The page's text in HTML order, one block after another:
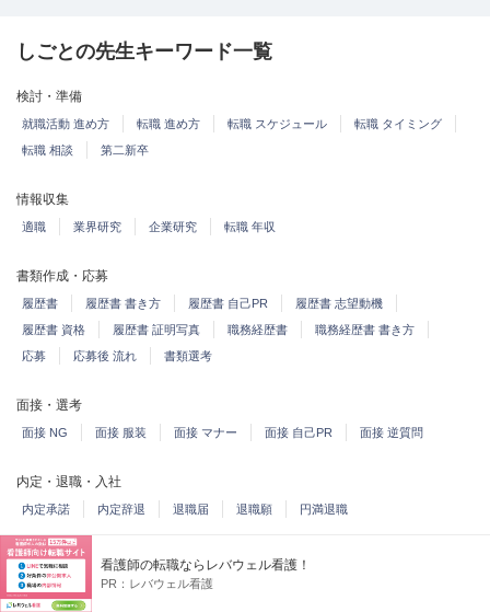
しごとの先生キーワード一覧
検討・準備
就職活動 進め方 転職 進め方 転職 スケジュール
転職 タイミング
転職 相談
第二新卒
情報収集
適職 業界研究 企業研究 転職 年収
書類作成・応募
履歴書 履歴書 書き方 履歴書 自己PR
履歴書 志望動機
履歴書 資格
履歴書 証明写真 職務経歴書
職務経歴書 書き方
応募
応募後 流れ 書類選考
面接・選考
面接 NG 面接 服装 面接 マナー 面接 自己PR 面接 逆質問
内定・退職・入社
内定承諾 内定辞退 退職届 退職願 円満退職
就職・就活
インターン 就活 いつから 就活 企業説明会
看護師の転職ならレバウェル看護！
PR： レバウェル看護